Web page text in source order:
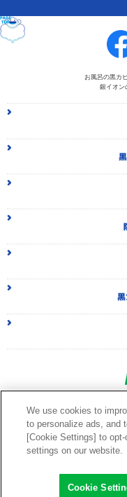
PAGE TOP
お風呂の黒カ
銀イオン
会社概要 | 利用規
ウェブアクセシビリテ
個人情報等の保護につ
利用者情報の外部送信
Copyright
We use cookies to
to personalize ads, and
[Cookie Settings] to
settings on our website.
Cookie